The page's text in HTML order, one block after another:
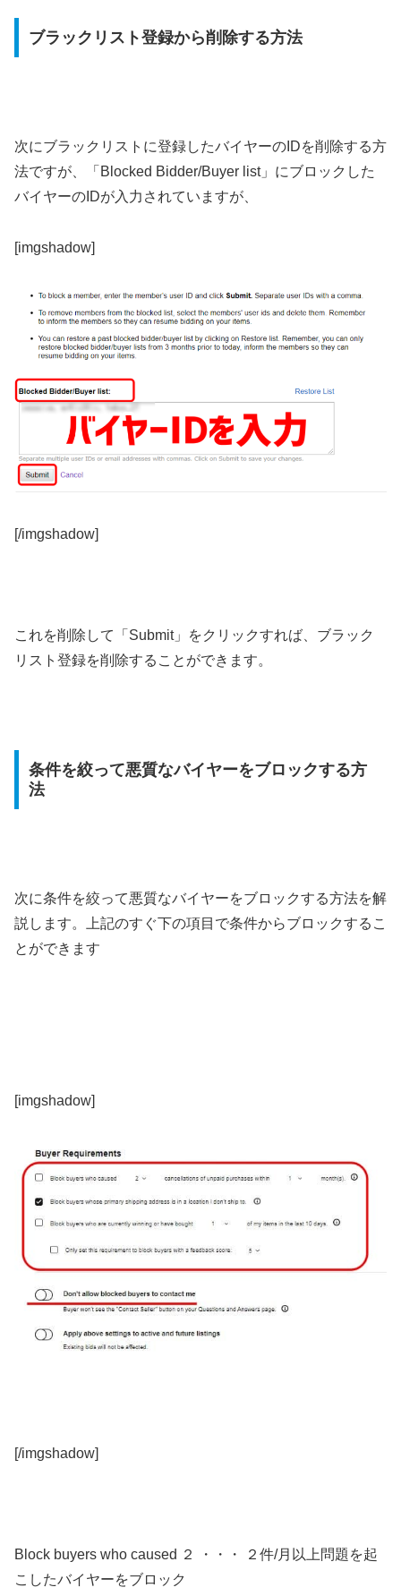
ブラックリスト登録から削除する方法
次にブラックリストに登録したバイヤーのIDを削除する方
法ですが、「Blocked Bidder/Buyer list」にブロックした
バイヤーのIDが入力されていますが、
[imgshadow]
[/imgshadow]
これを削除して「Submit」をクリックすれば、ブラック
リスト登録を削除することができます。
条件を絞って悪質なバイヤーをブロックする方
法
次に条件を絞って悪質なバイヤーをブロックする方法を解
説します。上記のすぐ下の項目で条件からブロックするこ
とができます
[imgshadow]
[/imgshadow]
Block buyers who caused ２ ・・・ ２件/月以上問題を起
こしたバイヤーをブロック